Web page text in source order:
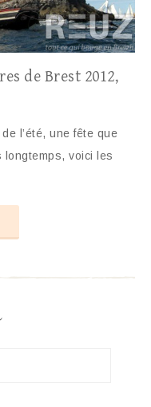
de Brest 2012,
l’été, une fête que
voici les